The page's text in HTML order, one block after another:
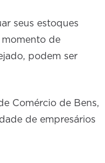
seus estoques
de
podem ser
Comércio de Bens,
de empresários